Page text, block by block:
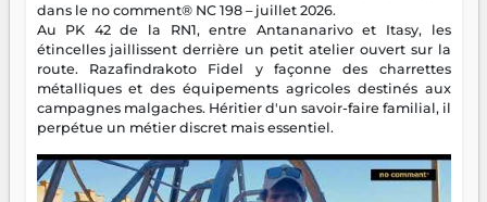
dans le no comment® NC 198 – juillet 2026.
Au PK 42 de la RN1, entre Antananarivo et Itasy, les
étincelles jaillissent derrière un petit atelier ouvert sur la
route. Razafindrakoto Fidel y façonne des charrettes
métalliques et des équipements agricoles destinés aux
campagnes malgaches. Héritier d'un savoir-faire familial, il
perpétue un métier discret mais essentiel.